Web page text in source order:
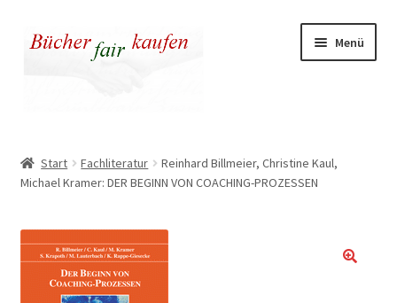
Zur
Navigation
Zum
Inhalt
Menü
Kasse
Warenkorb
Warum fair kaufen
Start Fachliteratur
Reinhard Billmeier, Christine Kaul,
Michael Kramer: DER BEGINN VON COACHING-PROZESSEN